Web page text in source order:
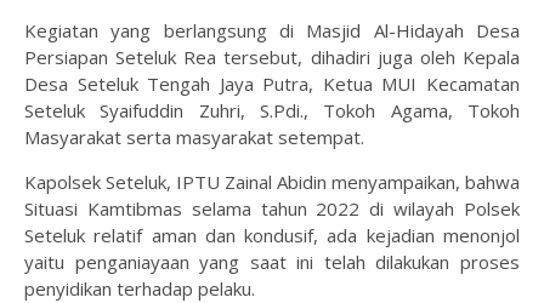
Kegiatan yang berlangsung di Masjid Al-Hidayah Desa
Persiapan Seteluk Rea tersebut, dihadiri juga oleh Kepala
Desa Seteluk Tengah Jaya Putra, Ketua MUI Kecamatan
Seteluk Syaifuddin Zuhri, S.Pdi., Tokoh Agama, Tokoh
Masyarakat serta masyarakat setempat.
Kapolsek Seteluk, IPTU Zainal Abidin menyampaikan, bahwa
Situasi Kamtibmas selama tahun 2022 di wilayah Polsek
Seteluk relatif aman dan kondusif, ada kejadian menonjol
yaitu penganiayaan yang saat ini telah dilakukan proses
penyidikan terhadap pelaku.